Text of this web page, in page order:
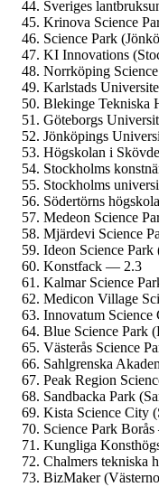
Sveriges
Krinova Science
Science Park
KI Innovations
Norrköping
Karlstads
Blekinge
Göteborgs
Jönköpings
Högskolan i
Stockholms
Stockholms
Södertörns
Medeon Science
Mjärdevi Science
Ideon Science
Konstfack — 2.3
Kalmar Science
Medicon Village
Innovatum
Blue Science Park
Västerås Science
Sahlgrenska
Peak Region
Sandbacka Park
Kista Science City
Science Park
Kungliga
Chalmers tekniska
BizMaker